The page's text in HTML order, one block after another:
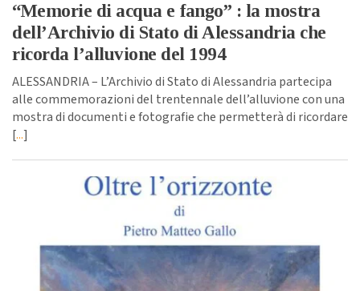
“Memorie di acqua e fango” : la mostra
dell’Archivio di Stato di Alessandria che
ricorda l’alluvione del 1994
ALESSANDRIA – L’Archivio di Stato di Alessandria partecipa
alle commemorazioni del trentennale dell’alluvione con una
mostra di documenti e fotografie che permetterà di ricordare
[...]